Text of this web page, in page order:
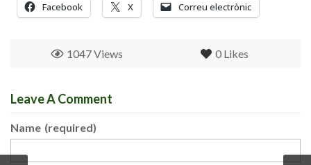
Facebook X Correu electrònic
0 Likes
1047 Views
Leave A Comment
Name (required)